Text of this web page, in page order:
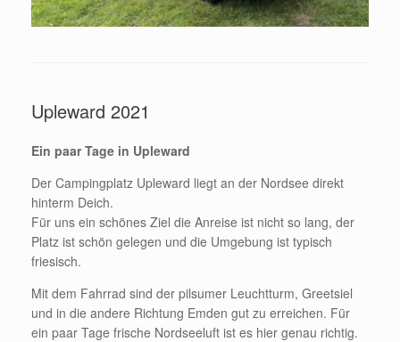
Upleward 2021
Ein paar Tage in Upleward
Der Campingplatz Upleward liegt an der Nordsee direkt
hinterm Deich.
Für uns ein schönes Ziel die Anreise ist nicht so lang, der
Platz ist schön gelegen und die Umgebung ist typisch
friesisch.
Mit dem Fahrrad sind der pilsumer Leuchtturm, Greetsiel
und in die andere Richtung Emden gut zu erreichen. Für
ein paar Tage frische Nordseeluft ist es hier genau richtig.